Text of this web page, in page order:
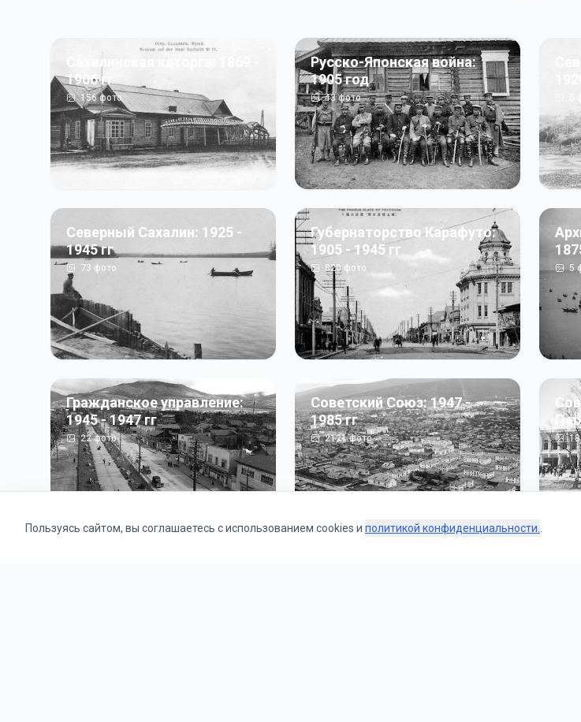
Сахалинская каторга: 1869 -
1906 гг
156фото
Русско-Японская война:
1905 год
43фото
Северный Сахалин: 1925 -
1945 гг
73 фото
Губернаторство Карафуто:
1905 - 1945 гг
820фото 5
Гражданское управление:
1945 - 1947 гг
22фото
Советский Союз: 1947 -
1985 гг
2121фото
Пользуясь сайтом, вы соглашаетесь с использованием cookies и политикой конфиденциальности.